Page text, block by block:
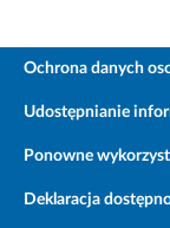
Ochrona danych
Udostępnianie
Ponowne
Deklaracja